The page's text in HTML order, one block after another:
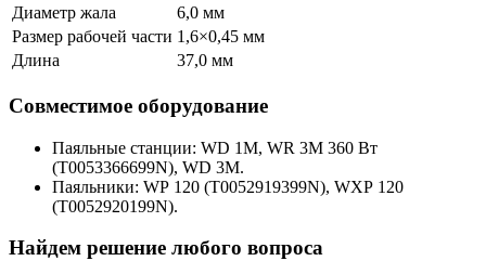
Диаметр жала
6,0 мм
Размер рабочей части 1,6×0,45 мм
Длина
37,0 мм
Совместимое оборудование
Паяльные станции: WD 1M, WR 3M 360 Вт
(T0053366699N), WD 3M.
Паяльники: WP 120 (T0052919399N), WXP 120
(T0052920199N).
Найдем решение любого вопроса